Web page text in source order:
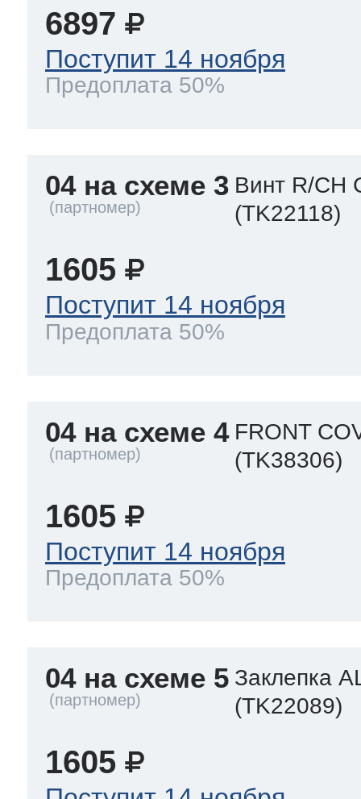
6897
Поступит 14 ноября
Предоплата 50%
04 на схеме 3 Винт R/CH
(TK22118)
1605
Поступит 14 ноября
Предоплата 50%
04 на схеме 4 FRONT
(TK38306)
1605
Поступит 14 ноября
Предоплата 50%
04 на схеме 5 Заклепка
(TK22089)
1605